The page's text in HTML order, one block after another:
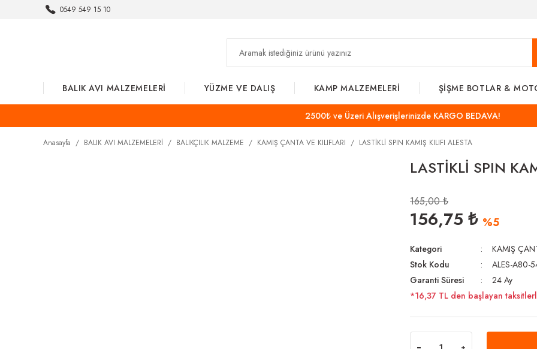
0549 549 15 10
BALIK AVI MALZEMELERİ YÜZME VE DALIŞ KAMP MALZEMELERİ ŞİŞME BOTLAR &
2500₺ ve Üzeri Alışverişlerinizde KARGO BEDAVA!
Anasayfa BALIK AVI MALZEMELERİ BALIKÇILIK MALZEME KAMIŞ ÇANTA VE KILIFLARI LASTİKLİ SPIN KAMIŞ KILIFI ALESTA
LASTİKLİ SPIN
165,00 ₺
156,75 ₺ %5
Kategori
KAMIŞ
Stok Kodu
ALES-A80-
Garanti Süresi
24 Ay
*16,37 TL den başlayan